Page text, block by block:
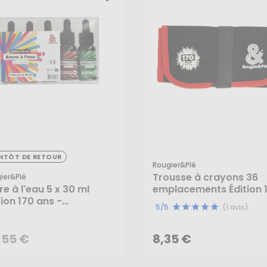
DE RETOUR
à l'eau 5 x 30 ml
170 ans -
€
€
CRÉER UNE ALERTE
Rougier&plé
Trousse à crayons 36
emplacements Édition
ans - Rougier&Plé
5/5 (1 avis)
8,35 €
8,35 €
AJOUTER AU PANIER